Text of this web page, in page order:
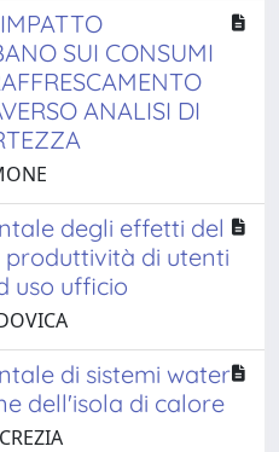
SUI CONSUMI
ANALISI DI
degli effetti del
produttività di utenti
uso ufficio
di sistemi water
dell'isola di calore